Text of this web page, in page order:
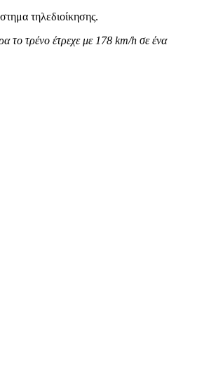
τηλεδιοίκησης.
το τρένο έτρεχε με 178 km/h σε ένα